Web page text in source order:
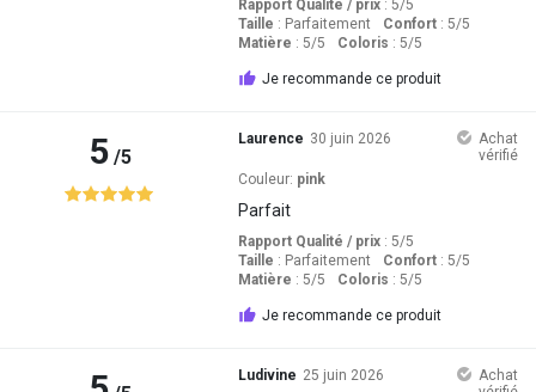
Rapport Qualité / prix: 5/5
Taille : Parfaitement Confort: 5/5
Matière : 5/5 Coloris : 5/5
Je recommande ce produit
5/5
Laurence 30 juin 2026
Achat
vérifié
Couleur: pink
Parfait
Rapport Qualité / prix: 5/5
Taille : Parfaitement Confort: 5/5
Matière : 5/5 Coloris : 5/5
Je recommande ce produit
Ludivine 25 juin 2026
Achat